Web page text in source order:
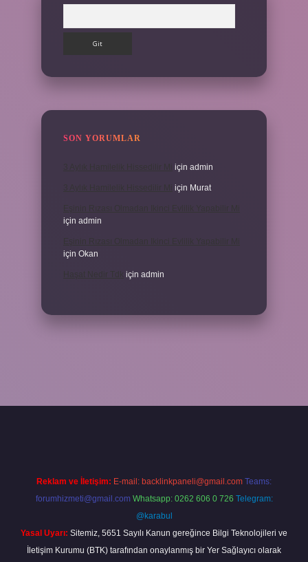
SON YORUMLAR
için admin
için Murat
için admin
için Okan
için admin
Reklam ve İletişim: E-mail: backlinkpaneli@gmail.com Teams:
forumhizmeti@gmail.com Whatsapp: 0262 606 0 726 Telegram:
@karabul
Yasal Uyarı: Sitemiz, 5651 Sayılı Kanun gereğince Bilgi Teknolojileri ve
İletişim Kurumu (BTK) tarafından onaylanmış bir Yer Sağlayıcı olarak